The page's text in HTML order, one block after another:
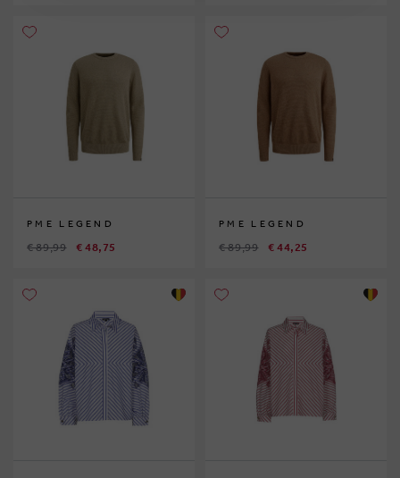
PME LEGEND
€ 89,99 € 48,75
PME LEGEND
€ 89,99 € 44,25